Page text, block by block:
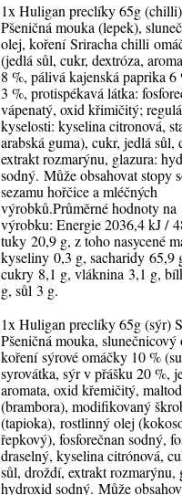
1x Huligan preclíky 65g
Pšeničná mouka (lepek),
olej, koření Sriracha chilli
(jedlá sůl, cukr, dextróza,
8 %, pálivá kajenská paprika 6
3 %, protispékavá látka:
vápenatý, oxid křimičitý;
kyselosti: kyselina citronová,
arabská guma), cukr, jedlá sůl,
extrakt rozmarýnu, glazura:
sodný. Může obsahovat stopy
sezamu hořčice a mléčných
výrobků.Průměrné hodnoty na
výrobku: Energie 2036,4 kJ /
tuky 20,9 g, z toho nasycené
kyseliny 0,3 g, sacharidy 65,9
cukry 8,1 g, vláknina 3,1 g,
g, sůl 3 g.
1x Huligan preclíky 65g (sýr)
Pšeničná mouka, slunečnicový
koření sýrové omáčky 10 %
syrovátka, sýr v přášku 20 %,
aromata, oxid křemičitý,
(brambora), modifikovaný
(tapioka), rostlinný olej
řepkový), fosforečnan sodný,
draselný, kyselina citrónová,
sůl, droždí, extrakt rozmarýnu,
hydroxid sodný. Může